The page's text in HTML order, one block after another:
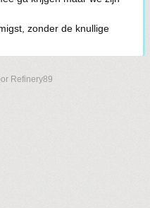
zonder de knullige
Refinery89